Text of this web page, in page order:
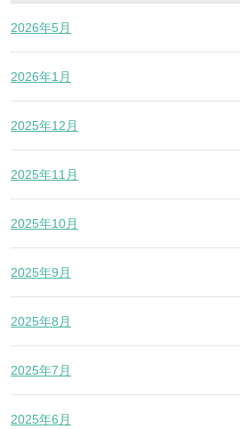
2026年5月
2026年1月
2025年12月
2025年11月
2025年10月
2025年9月
2025年8月
2025年7月
2025年6月